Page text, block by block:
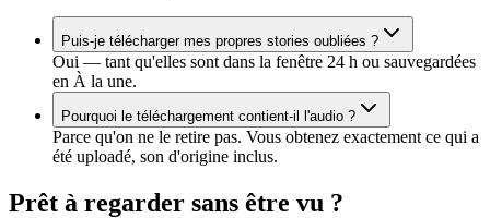
Puis-je télécharger mes propres stories oubliées ?
Oui — tant qu'elles sont dans la fenêtre 24 h ou sauvegardées
en À la une.
Pourquoi le téléchargement contient-il l'audio ?
Parce qu'on ne le retire pas. Vous obtenez exactement ce qui a
été uploadé, son d'origine inclus.
Prêt à regarder sans être vu ?